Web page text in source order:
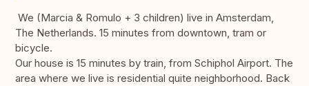
We (Marcia & Romulo + 3 children) live in Amsterdam,
The Netherlands. 15 minutes from downtown, tram or
bicycle.
Our house is 15 minutes by train, from Schiphol Airport. The
area where we live is residential quite neighborhood. Back